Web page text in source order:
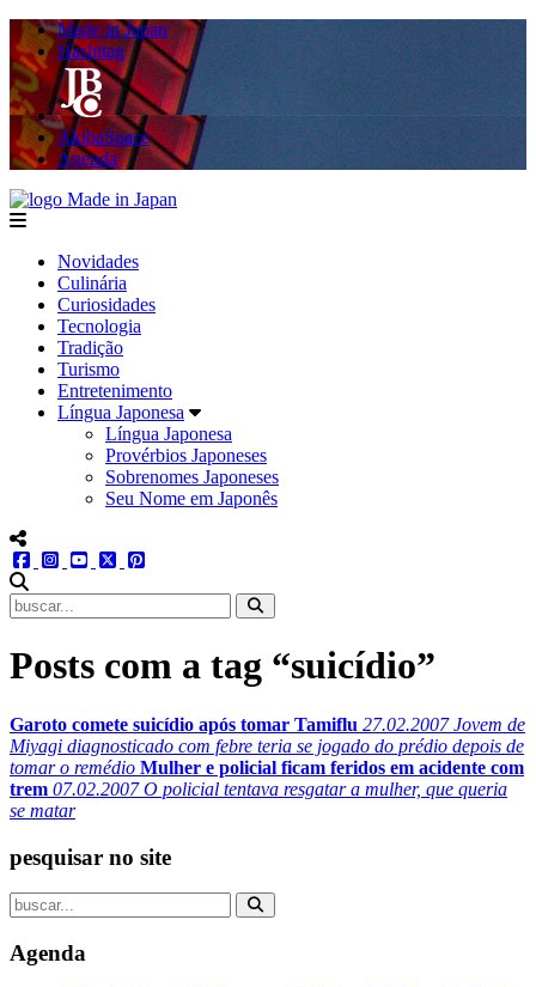
Made in Japan
Hashitag
AkibaSpace
Agenda
menu
Novidades
Culinária
Curiosidades
Tecnologia
Tradição
Turismo
Entretenimento
Língua Japonesa
Língua Japonesa
Provérbios Japoneses
Sobrenomes Japoneses
Seu Nome em Japonês
menu redes social
facebookinstagram
youtube
twitter
Posts com a tag “suicídio”
Garoto comete suicídio após tomar Tamiflu 27.02.2007Jovem de
Miyagi diagnosticado com febre teria se jogado do prédio depois de
tomar o remédio Mulher e policial ficam feridos em acidente com
trem 07.02.2007O policial tentava resgatar a mulher, que queria
se matar
pesquisar no site
Agenda